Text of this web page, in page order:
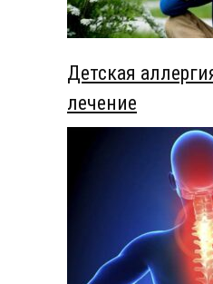
Детская
лечение